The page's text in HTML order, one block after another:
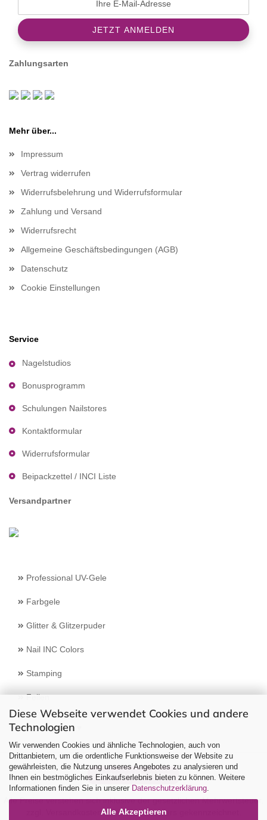
Diese Webseite verwendet Cookies und andere
Technologien
Wir verwenden Cookies und ähnliche Technologien, auch von
Drittanbietern, um die ordentliche Funktionsweise der Website zu
gewährleisten, die Nutzung unseres Angebotes zu analysieren und
Ihnen ein bestmögliches Einkaufserlebnis bieten zu können. Weitere
Informationen finden Sie in unserer Datenschutzerklärung
Alle Akzeptieren
Zahlungsarten
Mehr über...
Impressum
Vertrag widerrufen
Widerrufsbelehrung und Widerrufsformular
Zahlung und Versand
Widerrufsrecht
Allgemeine Geschäftsbedingungen (AGB)
Datenschutz
Cookie Einstellungen
Service
Nagelstudios
Bonusprogramm
Schulungen Nailstores
Kontaktformular
Widerrufsformular
Beipackzettel / INCI Liste
Versandpartner
Professional UV-Gele
Farbgele
Glitter & Glitzerpuder
Nail INC Colors
Stamping
Feilen
Select Language
Vertrag widerrufen
Alle Preise verstehen sich inklusive der gesetzlichen Mehrwertsteuer,
Versandkostensoweit nicht anders gekennzeichnet.